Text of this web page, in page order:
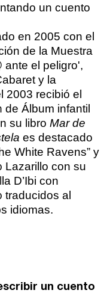
un cuento
en 2005 con el
de la Muestra
ante el peligro',
y la
2003 recibió el
de Álbum infantil
su libro Mar de
es destacado
White Ravens” y
Lazarillo con su
D’Ibi con
traducidos al
idiomas.
un cuento